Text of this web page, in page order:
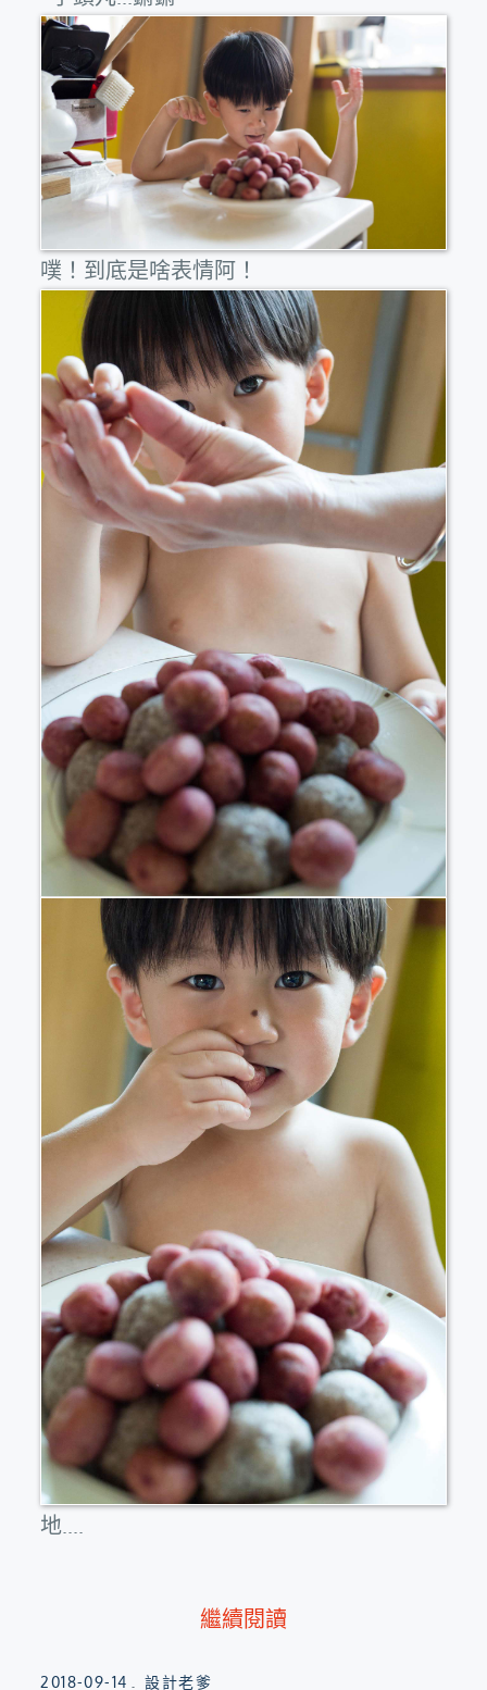
噗！到底是啥表情阿！
地....
繼續閱讀
Posted
2018-09-14 設計老爹